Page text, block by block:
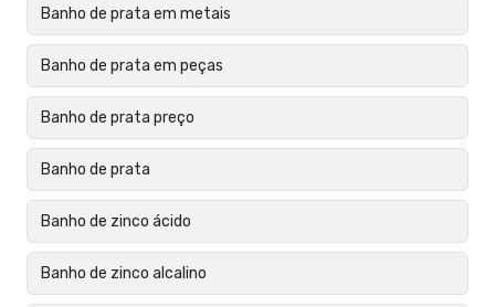
Banho de prata em metais
Banho de prata em peças
Banho de prata preço
Banho de prata
Banho de zinco ácido
Banho de zinco alcalino